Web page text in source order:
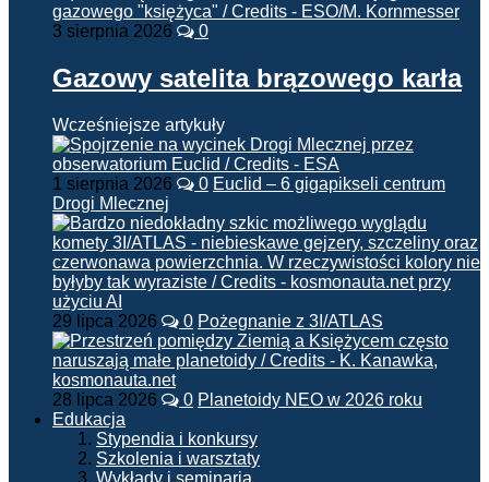
3 sierpnia 2026 0
Gazowy satelita brązowego karła
Wcześniejsze artykuły
1 sierpnia 2026 0 Euclid – 6 gigapikseli centrum
Drogi Mlecznej
29 lipca 2026 0 Pożegnanie z 3I/ATLAS
28 lipca 2026 0 Planetoidy NEO w 2026 roku
Edukacja
Stypendia i konkursy
Szkolenia i warsztaty
Wykłady i seminaria